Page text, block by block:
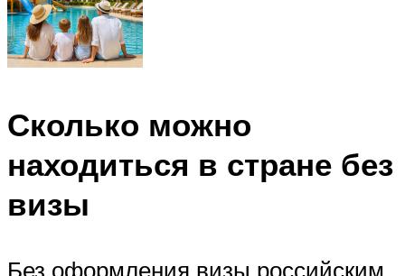
Сколько можно
находиться в стране без
визы
Без оформления визы российским